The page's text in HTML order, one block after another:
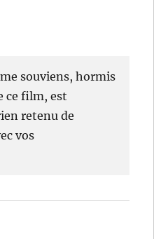
souviens, hormis
ce film, est
retenu de
vos